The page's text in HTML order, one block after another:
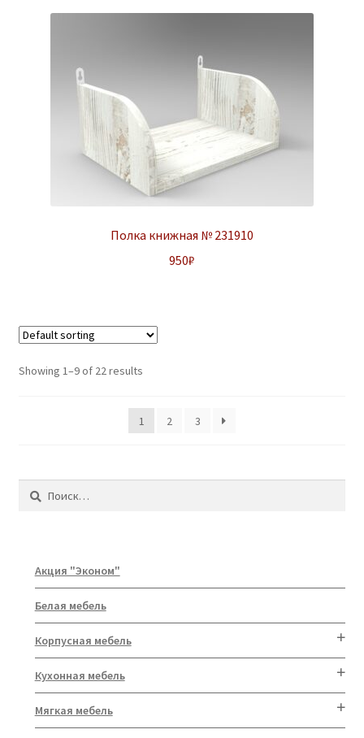
Полка книжная № 231910
950₽
Showing 1–9 of 22 results
1 2 3
Найти:
Акция "Эконом"
Белая мебель
Корпусная мебель
Кухонная мебель
Мягкая мебель